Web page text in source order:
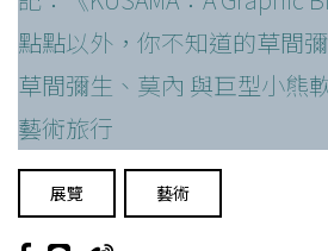
點點以外，你不知道的草間彌
草間彌生、莫內 與巨型小熊
藝術旅行
展覽 藝術